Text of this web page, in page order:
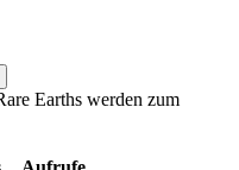
Earths werden zum